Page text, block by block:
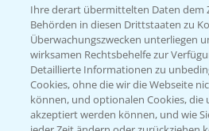
T.+49 (0)214/30-
Ihre derart übermittelten Daten dem
Behörden in diesen Drittstaaten zu
Überwachungszwecken unterliegen
wirksamen Rechtsbehelfe zur
Detaillierte Informationen zu
Cookies, ohne die wir die Webseite
können, und optionalen Cookies,
akzeptiert werden können, und wie